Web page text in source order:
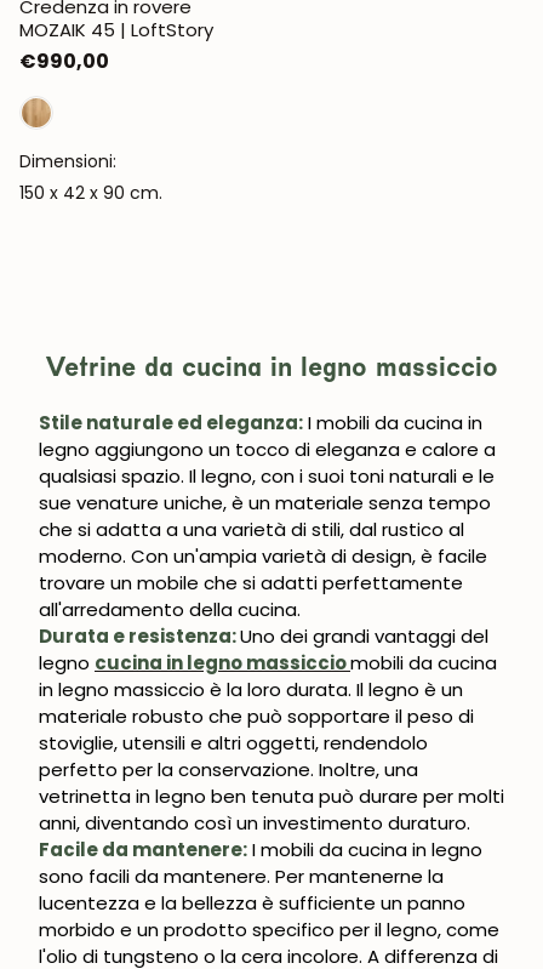
Credenza in rovere
MOZAIK 45 | LoftStory
Prezzo
normale
€990,00
Dimensioni:
150 x 42 x 90 cm.
Vetrine da cucina in legno massiccio
Stile naturale ed eleganza:I mobili da cucina in
legno aggiungono un tocco di eleganza e calore a
qualsiasi spazio. Il legno, con i suoi toni naturali e le
sue venature uniche, è un materiale senza tempo
che si adatta a una varietà di stili, dal rustico al
moderno. Con un'ampia varietà di design, è facile
trovare un mobile che si adatti perfettamente
all'arredamento della cucina.
Durata e resistenza:Uno dei grandi vantaggi del
legno cucina in legno massicciomobili da cucina
in legno massiccio è la loro durata. Il legno è un
materiale robusto che può sopportare il peso di
stoviglie, utensili e altri oggetti, rendendolo
perfetto per la conservazione. Inoltre, una
vetrinetta in legno ben tenuta può durare per molti
anni, diventando così un investimento duraturo.
Facile da mantenere:I mobili da cucina in legno
sono facili da mantenere. Per mantenerne la
lucentezza e la bellezza è sufficiente un panno
morbido e un prodotto specifico per il legno, come
l'olio di tungsteno o la cera incolore. A differenza di